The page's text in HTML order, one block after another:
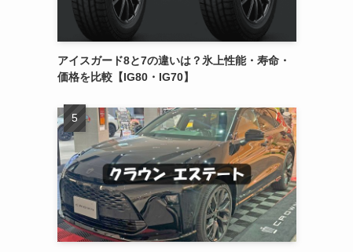
アイスガード8と7の違いは？氷上性能・寿命・
価格を比較【IG80・IG70】